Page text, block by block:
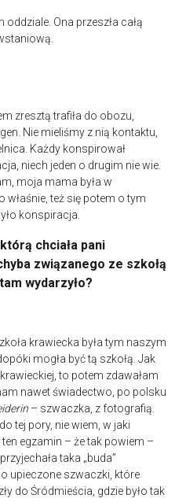
Ona przeszła całą
zresztą trafiła do obozu,
Nie mieliśmy z nią kontaktu,
Każdy konspirował
niech jeden o drugim nie wie.
moja mama była w
właśnie, też się potem o tym
konspiracja.
chciała pani
związanego ze szkołą
wydarzyło?
krawiecka była tym naszym
mogła być tą szkołą. Jak
to potem zdawałam
nawet świadectwo, po polsku
– szwaczka, z fotografią.
tej pory, nie wiem, w jaki
egzamin – że tak powiem –
taka „buda”
upieczone szwaczki, które
do Śródmieścia, gdzie było tak